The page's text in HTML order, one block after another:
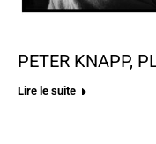
PETER KNAPP,
Lire le suite